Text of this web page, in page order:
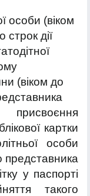
особи (віком
строк дії
(віком до
картки
особи
представника
у паспорті
такого